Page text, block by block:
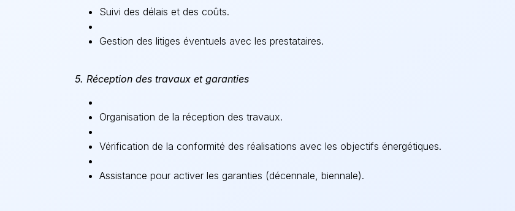
Suivi des délais et des coûts.
Gestion des litiges éventuels avec les prestataires.
5. Réception des travaux et garanties
Organisation de la réception des travaux.
Vérification de la conformité des réalisations avec les objectifs énergétiques.
Assistance pour activer les garanties (décennale, biennale).